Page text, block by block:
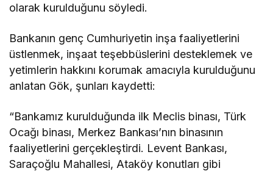
olarak kurulduğunu söyledi.
Bankanın genç Cumhuriyetin inşa faaliyetlerini
üstlenmek, inşaat teşebbüslerini desteklemek ve
yetimlerin hakkını korumak amacıyla kurulduğunu
anlatan Gök, şunları kaydetti:
“Bankamız kurulduğunda ilk Meclis binası, Türk
Ocağı binası, Merkez Bankası’nın binasının
faaliyetlerini gerçekleştirdi. Levent Bankası,
Saraçoğlu Mahallesi, Ataköy konutları gibi